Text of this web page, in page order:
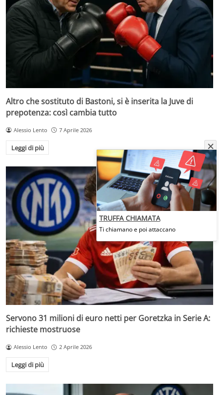
Altro che sostituto di Bastoni, si è inserita la Juve di
prepotenza: così cambia tutto
Alessio Lento 7 Aprile 2026
Leggi di più
Servono 31 milioni di euro netti per Goretzka in Serie A:
richieste mostruose
Alessio Lento 2 Aprile 2026
Leggi di più
TRUFFA CHIAMATA
Ti chiamano e poi attaccano